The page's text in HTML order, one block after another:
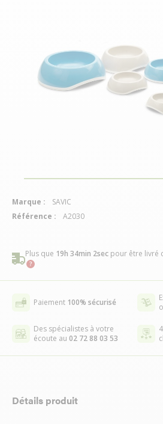
Plus que 19h 34min 2sec pour être livré
Paiement 100% sécurisé
Des spécialistes à votre
écoute au 02 72 88 03 53
Détails produit
Marque :
SAVIC
Référence :
A2030